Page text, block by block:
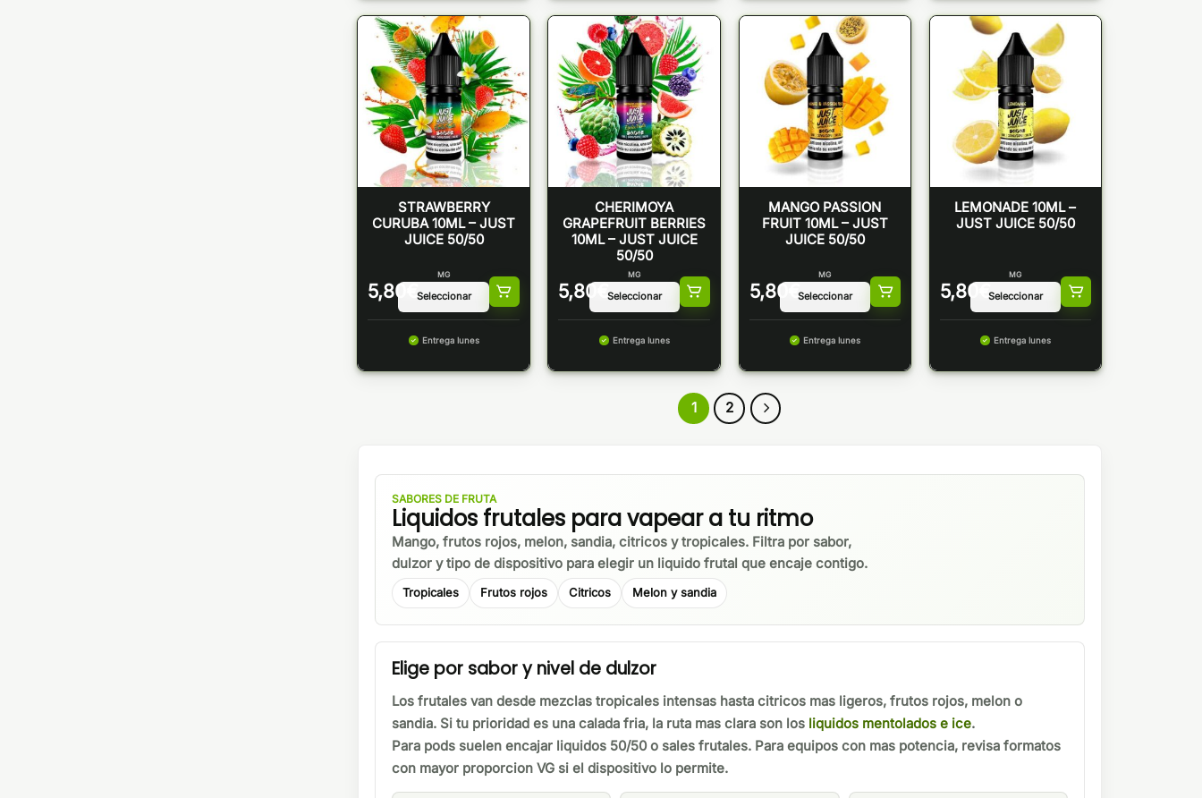
STRAWBERRY
CURUBA 10ML – JUST
JUICE 50/50
5,80 €
MG
Entrega lunes
CHERIMOYA
GRAPEFRUIT BERRIES
10ML – JUST JUICE
50/50
5,80 €
MG
Entrega lunes
MANGO PASSION
FRUIT 10ML – JUST
JUICE 50/50
5,80 €
MG
Entrega lunes
LEMONADE 10ML –
JUST JUICE 50/50
5,80 €
MG
Entrega lunes
1 2
SABORES DE FRUTA
Liquidos frutales para vapear a tu ritmo
Mango, frutos rojos, melon, sandia, citricos y tropicales. Filtra por sabor,
dulzor y tipo de dispositivo para elegir un liquido frutal que encaje contigo.
Tropicales Frutos rojos Citricos Melon y sandia
Elige por sabor y nivel de dulzor
Los frutales van desde mezclas tropicales intensas hasta citricos mas ligeros, frutos rojos, melon o
sandia. Si tu prioridad es una calada fria, la ruta mas clara son los liquidos mentolados e ice.
Para pods suelen encajar liquidos 50/50 o sales frutales. Para equipos con mas potencia, revisa formatos
con mayor proporcion VG si el dispositivo lo permite.